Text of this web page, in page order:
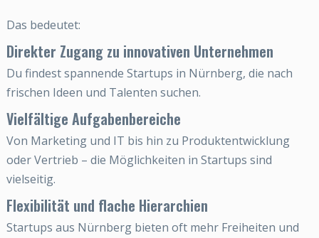
Das bedeutet:
Direkter Zugang zu innovativen Unternehmen
Du findest spannende Startups in Nürnberg, die nach
frischen Ideen und Talenten suchen.
Vielfältige Aufgabenbereiche
Von Marketing und IT bis hin zu Produktentwicklung
oder Vertrieb – die Möglichkeiten in Startups sind
vielseitig.
Flexibilität und flache Hierarchien
Startups aus Nürnberg bieten oft mehr Freiheiten und